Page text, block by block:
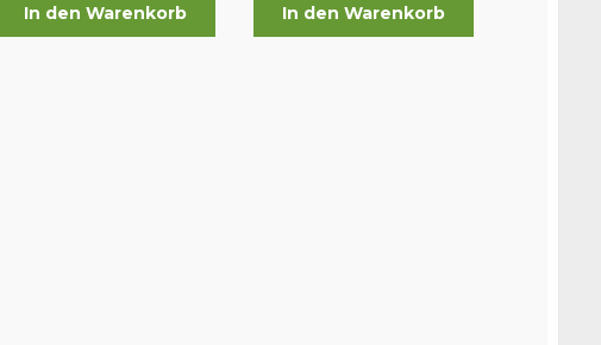
In den Warenkorb In den Warenkorb